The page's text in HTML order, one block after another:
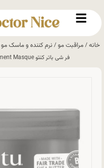
خانه/مراقبت مو/ نرم کننده و ماسک مو
فر شی باتر کنتو Cantu Shea Butter Deep Treatment Masque